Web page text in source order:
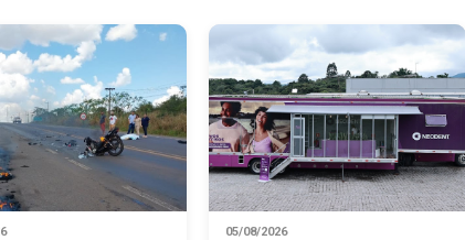
05/08/2026